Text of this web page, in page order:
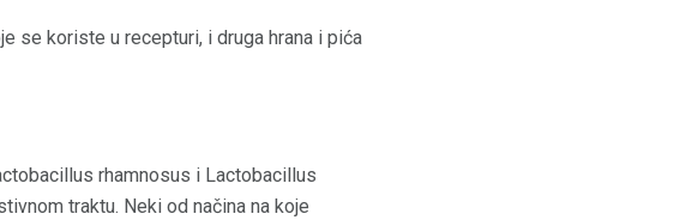
se koriste u recepturi, i druga hrana i pića
rhamnosus i Lactobacillus
traktu. Neki od načina na koje